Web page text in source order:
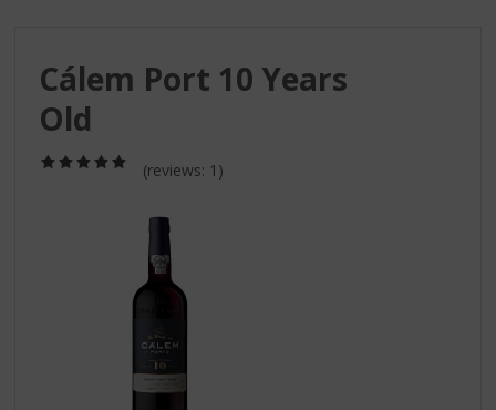
Cálem Port 10 Years
Old
/
(reviews: 1)